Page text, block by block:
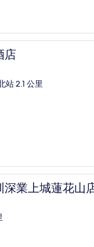
店
站 2.1 公里
業上城蓮花山店
城蓮花山店）